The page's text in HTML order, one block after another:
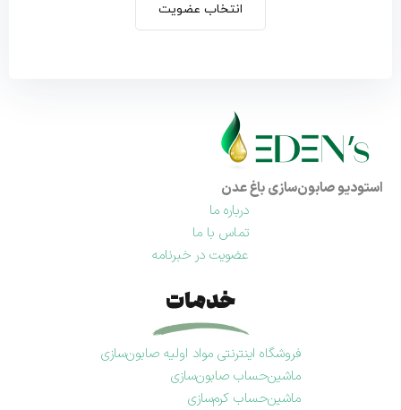
انتخاب عضویت
استودیو صابون‌سازی باغ عدن
درباره ما
تماس با ما
عضویت در خبرنامه
خدمات
فروشگاه اینترنتی مواد اولیه صابون‌سازی
ماشین‌حساب صابون‌سازی
ماشین‌حساب کرم‌سازی